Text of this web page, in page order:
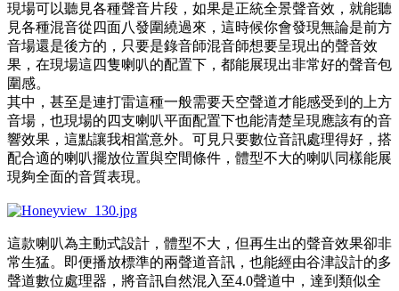
現場可以聽見各種聲音片段，如果是正統全景聲音效，就能聽
見各種混音從四面八發圍繞過來，這時候你會發現無論是前方
音場還是後方的，只要是錄音師混音師想要呈現出的聲音效
果，在現場這四隻喇叭的配置下，都能展現出非常好的聲音包
圍感。
其中，甚至是連打雷這種一般需要天空聲道才能感受到的上方
音場，也現場的四支喇叭平面配置下也能清楚呈現應該有的音
響效果，這點讓我相當意外。可見只要數位音訊處理得好，搭
配合適的喇叭擺放位置與空間條件，體型不大的喇叭同樣能展
現夠全面的音質表現。
這款喇叭為主動式設計，體型不大，但再生出的聲音效果卻非
常生猛。即便播放標準的兩聲道音訊，也能經由谷津設計的多
聲道數位處理器，將音訊自然混入至4.0聲道中，達到類似全